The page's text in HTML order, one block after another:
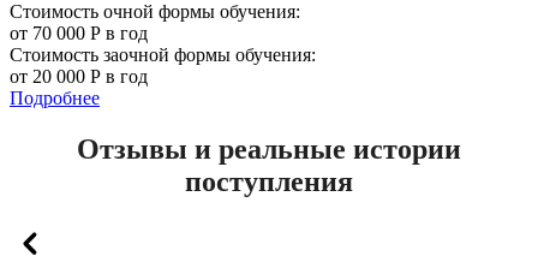
Стоимость очной формы обучения:
от 70 000 Р в год
Стоимость заочной формы обучения:
от 20 000 Р в год
Подробнее
Отзывы и реальные истории
поступления